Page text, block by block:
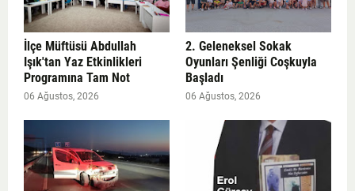
İlçe Müftüsü Abdullah
Işık'tan Yaz Etkinlikleri
Programına Tam Not
06 Ağustos, 2026
2. Geleneksel Sokak
Oyunları Şenliği Coşkuyla
Başladı
06 Ağustos, 2026